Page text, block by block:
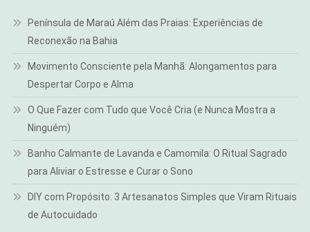
Península de Maraú Além das Praias: Experiências de
Reconexão na Bahia
Movimento Consciente pela Manhã: Alongamentos para
Despertar Corpo e Alma
O Que Fazer com Tudo que Você Cria (e Nunca Mostra a
Ninguém)
Banho Calmante de Lavanda e Camomila: O Ritual Sagrado
para Aliviar o Estresse e Curar o Sono
DIY com Propósito: 3 Artesanatos Simples que Viram Rituais
de Autocuidado